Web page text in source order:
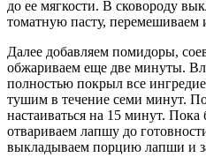
до ее мягкости. В сковороду
томатную пасту,
Далее добавляем помидоры,
обжариваем еще две минуты.
полностью покрыл все
тушим в течение семи минут.
настаиваться на 15 минут. Пока
отвариваем лапшу до
выкладываем порцию лапши и